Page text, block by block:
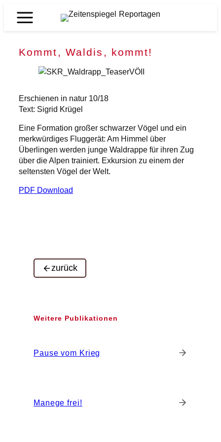
Inhalt
Zeitenspiegel
Kommt, Waldis, kommt!
Erschienen in natur 10/18
Text: Sigrid Krügel
Eine Formation großer schwarzer Vögel und ein
merkwürdiges Fluggerät: Am Himmel über
Überlingen werden junge Waldrappe für ihren Zug
über die Alpen trainiert. Exkursion zu einem der
seltensten Vögel der Welt.
PDF Download
zurück
Weitere Publikationen
Pause vom Krieg
Manege frei!